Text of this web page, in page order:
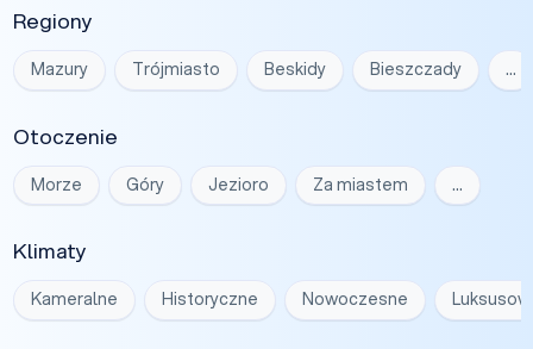
Regiony
Mazury Trójmiasto Beskidy Bieszczady …
Otoczenie
Morze Góry Jezioro Za miastem …
Klimaty
Kameralne Historyczne Nowoczesne